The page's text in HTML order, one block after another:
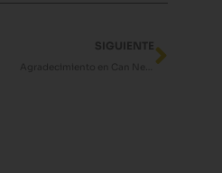
SIGUIENTE
Agradecimiento en Can Neftalí